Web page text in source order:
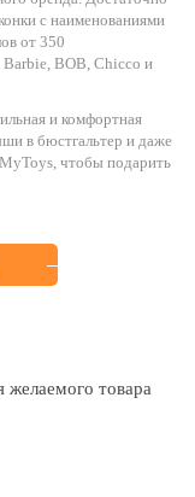
с наименованиями
от 350
Barbie, BOB, Chicco и
и комфортная
в бюстгальтер и даже
MyToys, чтобы подарить
желаемого товара